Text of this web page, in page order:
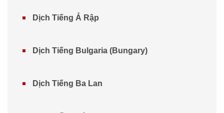
Dịch Tiếng Ả Rập
Dịch Tiếng Bulgaria (Bungary)
Dịch Tiếng Ba Lan